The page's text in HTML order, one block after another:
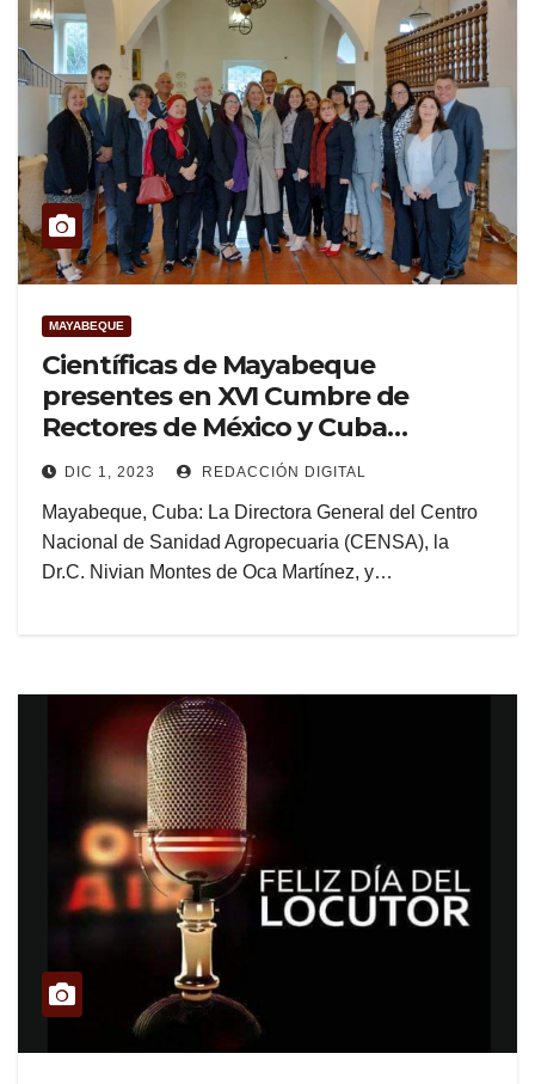
MAYABEQUE
Científicas de Mayabeque
presentes en XVI Cumbre de
Rectores de México y Cuba
(+Fotos)
DIC 1, 2023 REDACCIÓN DIGITAL
Mayabeque, Cuba: La Directora General del Centro
Nacional de Sanidad Agropecuaria (CENSA), la
Dr.C. Nivian Montes de Oca Martínez, y…